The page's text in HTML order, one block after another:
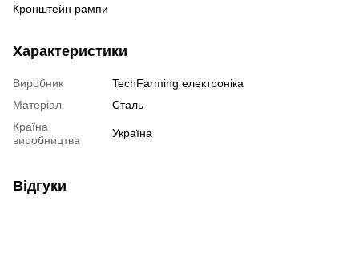
Кронштейн рампи
Характеристики
Виробник
TechFarming електроніка
Матеріал
Сталь
Країна
виробництва
Україна
Відгуки